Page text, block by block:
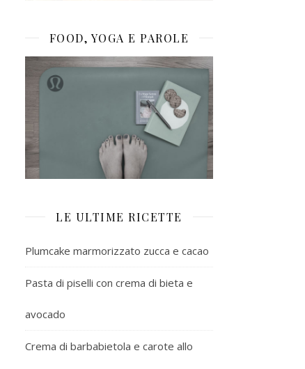
FOOD, YOGA E PAROLE
LE ULTIME RICETTE
Plumcake marmorizzato zucca e cacao
Pasta di piselli con crema di bieta e
avocado
Crema di barbabietola e carote allo